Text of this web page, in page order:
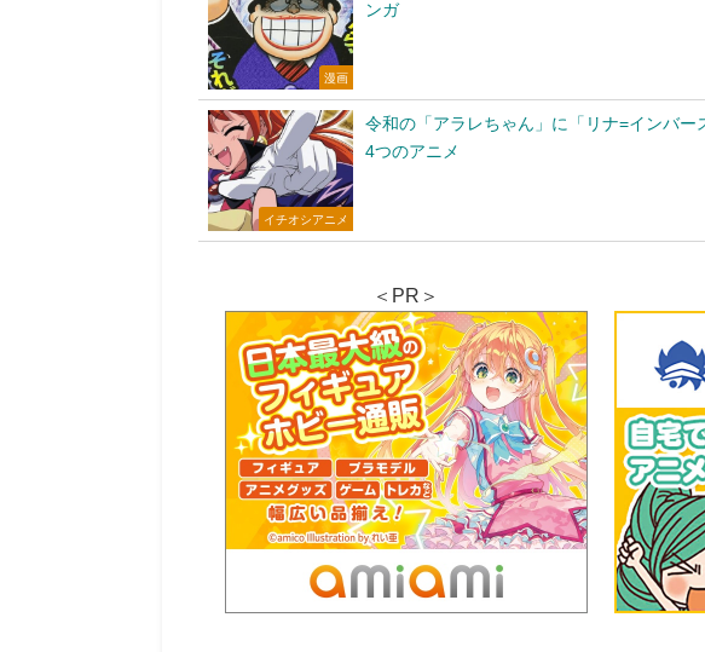
漫画
ンガ
イチオシアニメ
令和の「アラレちゃん」に「リナ=インバ
4つのアニメ
＜PR＞